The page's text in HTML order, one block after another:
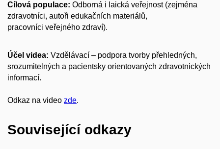
Cílová populace: Odborná i laická veřejnost (zejména
zdravotníci, autoři edukačních materiálů,
pracovníci veřejného zdraví).
Účel videa: Vzdělávací – podpora tvorby přehledných,
srozumitelných a pacientsky orientovaných zdravotnických
informací.
Odkaz na video zde.
Související odkazy